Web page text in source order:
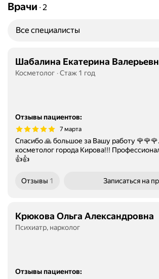
Врачи ∙ 2
Все специалисты
Шабалина Екатерина
Косметолог Стаж 1 год
Отзывы пациентов:
7 марта
Спасибо 🙏 большое за Вашу работу
косметолог города Кирова!!!
👍👍
Отзывы 1 Записаться на
Крюкова Ольга Александровна
Психиатр, нарколог
Отзывы пациентов: